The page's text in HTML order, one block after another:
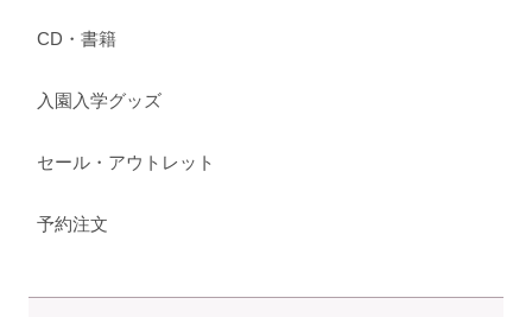
CD・書籍
入園入学グッズ
セール・アウトレット
予約注文